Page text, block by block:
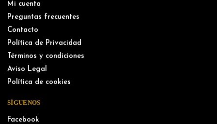
Mi cuenta
Preguntas frecuentes
Contacto
Política de Privacidad
Términos y condiciones
Aviso Legal
Política de cookies
SÍGUENOS
Facebook